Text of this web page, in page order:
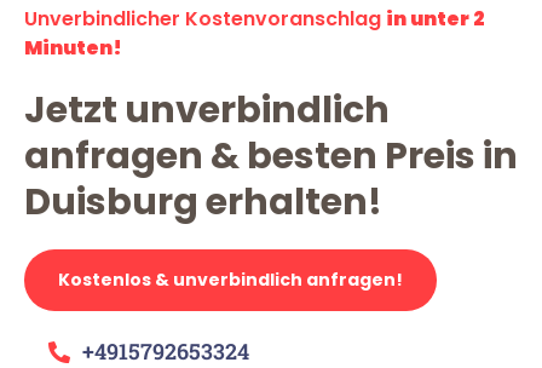
Unverbindlicher Kostenvoranschlag in unter 2
Minuten!
Jetzt unverbindlich
anfragen & besten Preis in
Duisburg erhalten!
Kostenlos & unverbindlich anfragen!
+4915792653324